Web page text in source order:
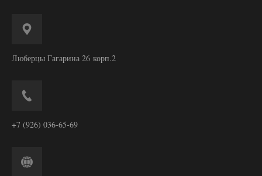
Люберцы Гагарина 26 корп.2
+7 (926) 036-65-69